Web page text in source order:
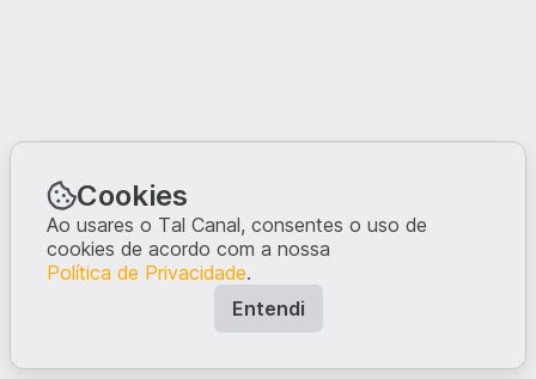
Cookies
Ao usares o Tal Canal, consentes o uso de
cookies de acordo com a nossa
Política de Privacidade.
Entendi